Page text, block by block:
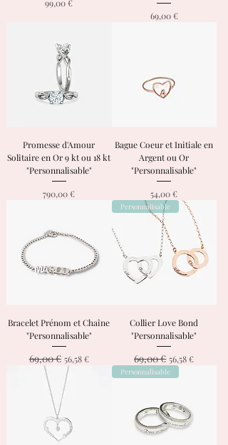
99,00 €
Prix
69,00 €
Promesse d'Amour
Solitaire en Or 9 kt ou 18 kt
"Personnalisable"
Prix
790,00 €
Bague Coeur et Initiale en
Argent ou Or
"Personnalisable"
Prix
54,00 €
Bracelet Prénom et Chaîne
"Personnalisable"
Prix original
69,00 € Prix promotionnel
56,58 €
Personnalisable
Collier Love Bond
"Personnalisable"
Prix original
69,00 € Prix
56,58 €
Personnalisable